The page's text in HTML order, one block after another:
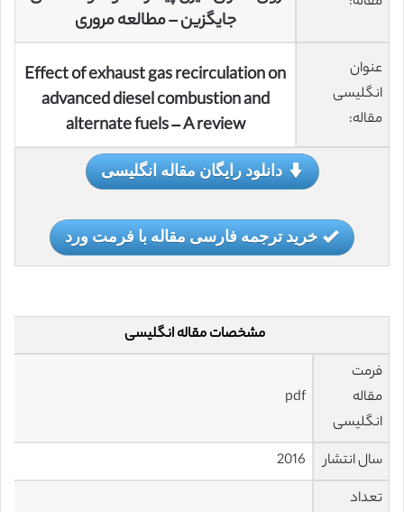
جایگزین – مطالعه مروری
عنوان
انگلیسی
مقاله:
Effect of exhaust gas recirculation on
advanced diesel combustion and
alternate fuels – A review
دانلود رایگان مقاله انگلیسی
خرید ترجمه فارسی مقاله با فرمت ورد
مشخصات مقاله انگلیسی
فرمت
مقاله
انگلیسی
pdf
سال انتشار
2016
تعداد